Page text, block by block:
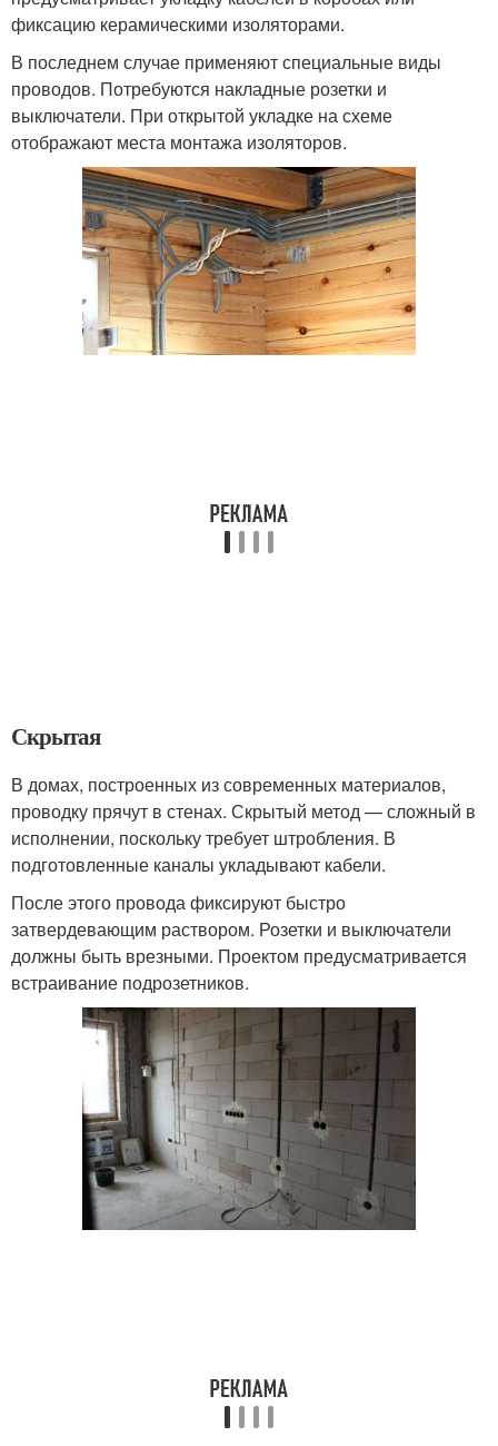
фиксацию керамическими изоляторами.
В последнем случае применяют специальные виды
проводов. Потребуются накладные розетки и
выключатели. При открытой укладке на схеме
отображают места монтажа изоляторов.
Скрытая
В домах, построенных из современных материалов,
проводку прячут в стенах. Скрытый метод — сложный в
исполнении, поскольку требует штробления. В
подготовленные каналы укладывают кабели.
После этого провода фиксируют быстро
затвердевающим раствором. Розетки и выключатели
должны быть врезными. Проектом предусматривается
встраивание подрозетников.